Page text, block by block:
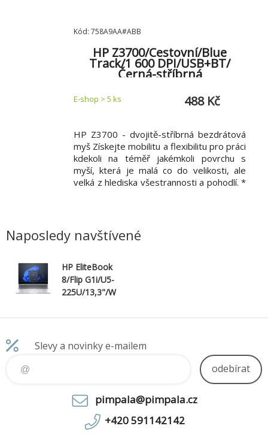
Kód: 758A9AA#ABB
HP Z3700/Cestovní/Blue
Track/1 600 DPI/USB+BT/
Černá-stříbrná
E-shop > 5 ks 488 Kč
HP Z3700 - dvojitě-stříbrná bezdrátová
myš Získejte mobilitu a flexibilitu pro práci
kdekoli na téměř jakémkoli povrchu s
myší, která je malá co do velikosti, ale
velká z hlediska všestrannosti a pohodlí. *
Rozhra
Naposledy navštívené
HP EliteBook
8/Flip G1i/U5-
225U/13,3"/W
/512GB/4C-
ver/3R On-Site
Slevy a novinky e-mailem
odebírat
pimpala@pimpala.cz
+420 591142142